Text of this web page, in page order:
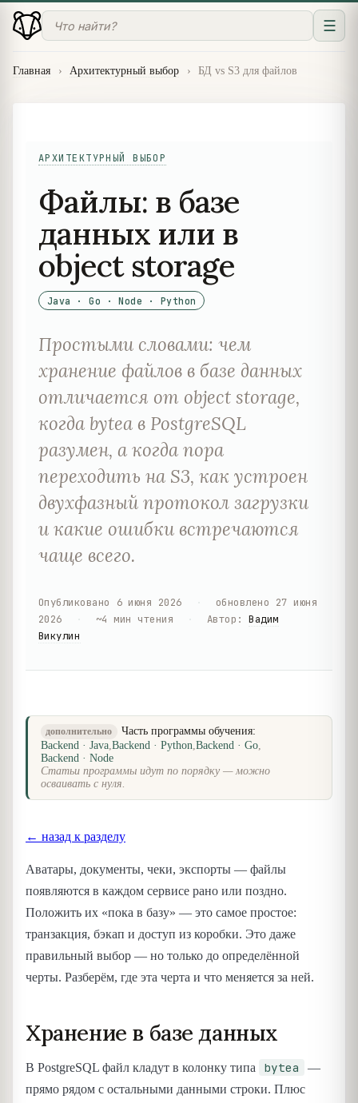
☰
Главная › Архитектурный выбор › БД vs S3 для файлов
АРХИТЕКТУРНЫЙ ВЫБОР
Файлы: в базе
данных или в
object storage
Java · Go · Node · Python
Простыми словами: чем
хранение файлов в базе данных
отличается от object storage,
когда bytea в PostgreSQL
разумен, а когда пора
переходить на S3, как устроен
двухфазный протокол загрузки
и какие ошибки встречаются
чаще всего.
Опубликовано 6 июня 2026 обновлено 27 июня
2026
~4 мин чтения Автор :Вадим
Викулин
дополнительно
Часть программы обучения:
Backend · Java,Backend · Python,Backend · Go,
Backend · Node
Статьи программы идут по порядку — можно
осваивать с нуля.
← назад к разделу
Аватары, документы, чеки, экспорты — файлы
появляются в каждом сервисе рано или поздно.
Положить их «пока в базу» — это самое простое:
транзакция, бэкап и доступ из коробки. Это даже
правильный выбор — но только до определённой
черты. Разберём, где эта черта и что меняется за ней.
Хранение в базе данных
В PostgreSQL файл кладут в колонку типа bytea
—
прямо рядом с остальными данными строки. Плюс